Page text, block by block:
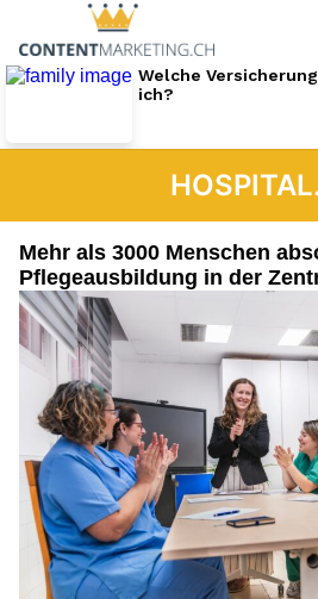
Mehr als 3000 Menschen
Pflegeausbildung in der